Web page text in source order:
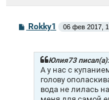
СRokky1 06 фев 2017,
Юлия73 писал(а):
А у нас с
голову
вода не лилась